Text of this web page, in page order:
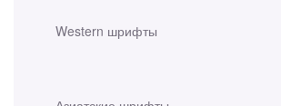
Western шрифты